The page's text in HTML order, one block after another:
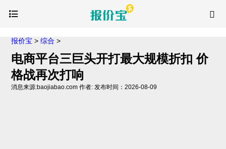
报价宝 >综合 >
电商平台三巨头开打最大规模折扣 价
格战再次打响
消息来源:baojiabao.com 作者: 发布时间：2026-08-09